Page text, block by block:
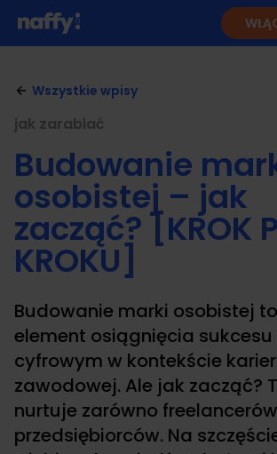
Wszystkie wpisy
jak zarabiać
Budowanie
osobistej – jak
zacząć? [KROK
KROKU]
Budowanie marki osobistej
element osiągnięcia sukcesu
cyfrowym w kontekście
zawodowej. Ale jak zacząć?
nurtuje zarówno
przedsiębiorców. Na